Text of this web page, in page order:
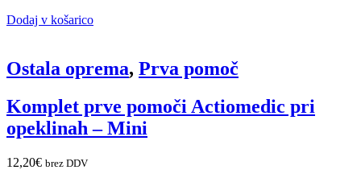
Dodaj v košarico
Ostala oprema, Prva pomoč
Komplet prve pomoči Actiomedic pri
opeklinah – Mini
12,20€ brez DDV